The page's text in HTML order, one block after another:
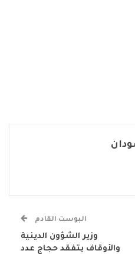
البوست القادم
وزير الشؤون الدينية
والأوقاف يتفقد حجاج عدد